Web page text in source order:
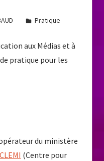
Pratique
aux Médias et à
pratique pour les
du ministère
CLEMI (Centre pour